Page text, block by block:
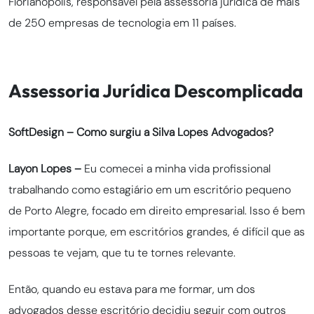
de 250 empresas de tecnologia em 11 países.
Assessoria Jurídica Descomplicada
SoftDesign – Como surgiu a Silva Lopes Advogados?
Layon Lopes – Eu comecei a minha vida profissional
trabalhando como estagiário em um escritório pequeno
de Porto Alegre, focado em direito empresarial. Isso é bem
importante porque, em escritórios grandes, é difícil que as
pessoas te vejam, que tu te tornes relevante.
Então, quando eu estava para me formar, um dos
advogados desse escritório decidiu seguir com outros